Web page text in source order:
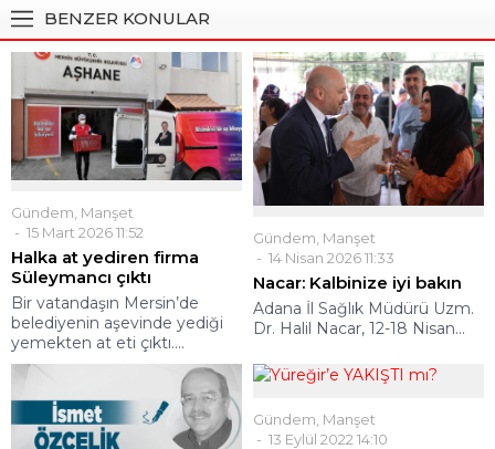
BENZER KONULAR
Gündem Manşet
15 Mart 2026 11:52
Halka at yediren firma
Süleymancı çıktı
Bir vatandaşın Mersin’de
belediyenin aşevinde yediği
yemekten at eti çıktı....
Gündem Manşet
14 Nisan 2026 11:33
Nacar: Kalbinize iyi bakın
Adana İl Sağlık Müdürü Uzm.
Dr. Halil Nacar, 12-18 Nisan...
Gündem Manşet
13 Eylül 2022 14:10